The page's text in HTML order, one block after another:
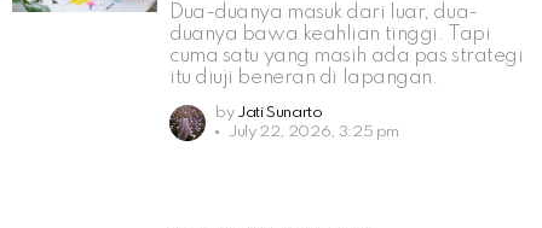
Dua-duanya masuk dari luar, dua-
duanya bawa keahlian tinggi. Tapi
cuma satu yang masih ada pas strategi
itu diuji beneran di lapangan.
by Jati Sunarto
July 22, 2026, 3:25 pm